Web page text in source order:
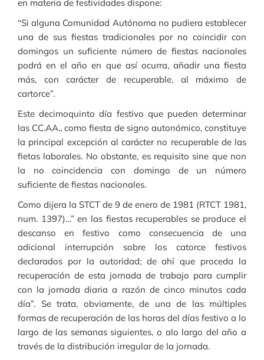
en materia de festividades dispone:
“Si alguna Comunidad Autónoma no pudiera establecer
una de sus fiestas tradicionales por no coincidir con
domingos un suficiente número de fiestas nacionales
podrá en el año en que así ocurra, añadir una fiesta
más, con carácter de recuperable, al máximo de
cartorce”.
Este decimoquinto día festivo que pueden determinar
las CC.AA., como fiesta de signo autonómico, constituye
la principal excepción al carácter no recuperable de las
fietas laborales. No obstante, es requisito sine que non
la no coincidencia con domingo de un número
suficiente de fiestas nacionales.
Como dijera la STCT de 9 de enero de 1981 (RTCT 1981,
num. 1397)…” en las fiestas recuperables se produce el
descanso en festivo como consecuencia de una
adicional interrupción sobre los catorce festivos
declarados por la autoridad; de ahí que proceda la
recuperación de esta jornada de trabajo para cumplir
con la jornada diaria a razón de cinco minutos cada
día”. Se trata, obviamente, de una de las múltiples
formas de recuperación de las horas del días festivo a lo
largo de las semanas siguientes, o alo largo del año a
través de la distribución irregular de la jornada.